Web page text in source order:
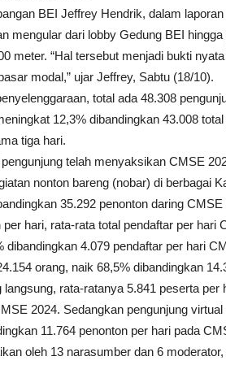
BEI Jeffrey Hendrik, dalam
mengular dari lobby Gedung BEI
meter. “Hal tersebut menjadi bukti
modal,” ujar Jeffrey, Sabtu (18/10).
total ada 48.308
12,3% dibandingkan 43.008
tiga hari.
telah menyaksikan CMSE
nonton bareng (nobar) di berbagai
35.292 penonton daring
hari, rata-rata total pendaftar per hari
dibandingkan 4.079 pendaftar per hari
orang, naik 68,5% dibandingkan
langsung, rata-ratanya 5.841 peserta
2024. Sedangkan pengunjung
11.764 penonton per hari pada
oleh 13 narasumber dan 6